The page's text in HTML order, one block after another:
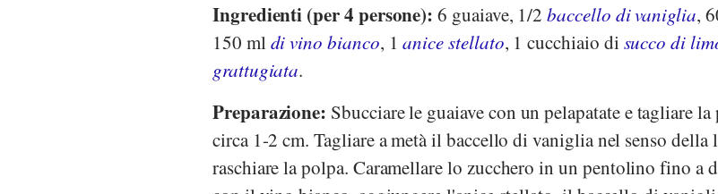
Ingredienti (per 4 persone): 6 guaiave, 1/2baccello di vaniglia,
150 mldi vino bianco, 1anice stellato, 1 cucchiaio di succo di
grattugiata.
Preparazione: Sbucciare le guaiave con un pelapatate e tagliare
circa 1-2 cm. Tagliare a metà il baccello di vaniglia nel senso della
raschiare la polpa. Caramellare lo zucchero in un pentolino fino a